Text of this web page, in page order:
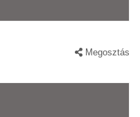
Megosztás